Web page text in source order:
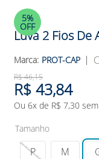
5%
OFF
Luva 2 Fios
PROT-CAP
R$46,15
R$ 43,84
Ou 6x de R$ 7,30
Tamanho
P M